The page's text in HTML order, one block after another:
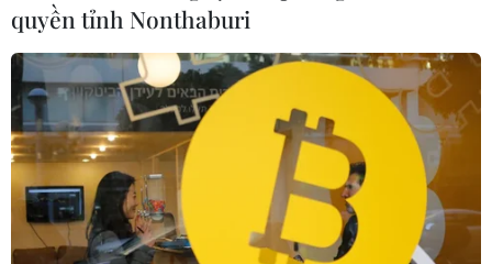
quyền tỉnh Nonthaburi